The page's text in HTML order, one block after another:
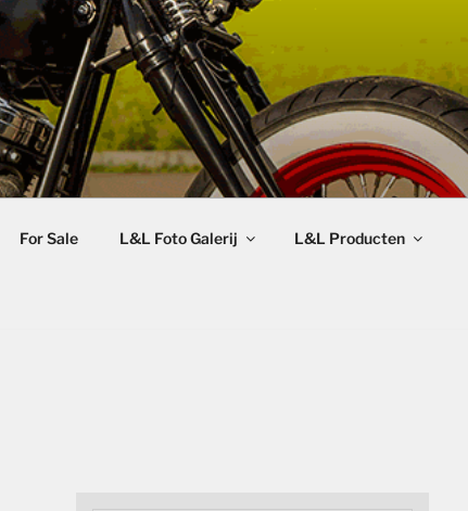
For Sale L&L Foto Galerij L&L Producten